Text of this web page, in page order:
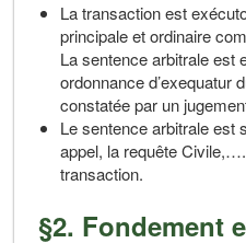
La transaction est
principale et ordinaire
La sentence arbitrale est
ordonnance d’exequatur
constatée par un
Le sentence arbitrale est
appel, la requête
transaction.
§2. Fondement